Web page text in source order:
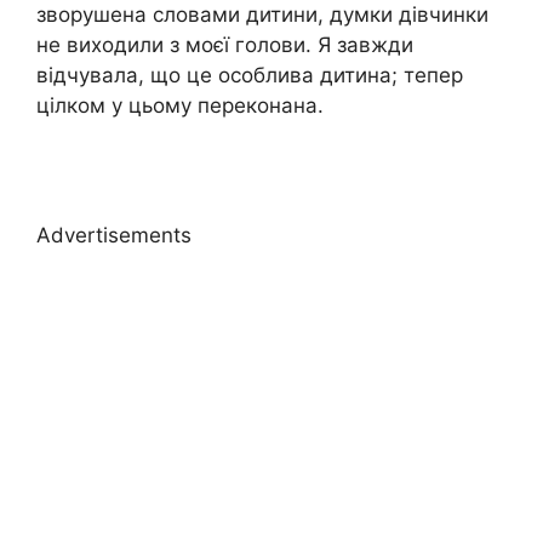
зворушена словами дитини, думки дівчинки
не виходили з моєї голови. Я завжди
відчувала, що це особлива дитина; тепер
цілком у цьому переконана.
Advertisements